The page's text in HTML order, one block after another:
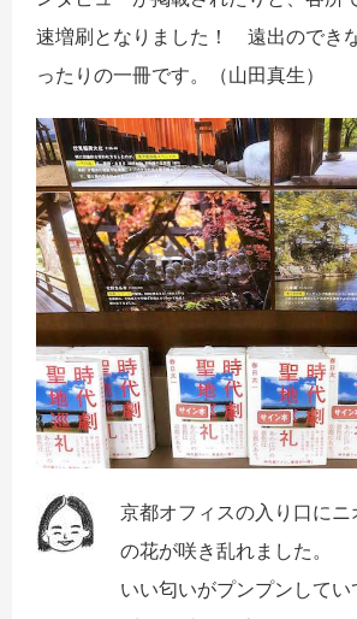
速増刷となりました！ 遠出のでき
ったりの一冊です。（山田真生）
京都オフィスの入り口にニ
の花が咲き乱れました。
いい匂いがプンプンしてい